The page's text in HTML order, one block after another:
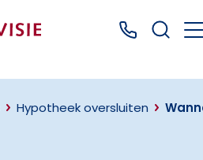
Bel ons:
Hypotheek oversluiten